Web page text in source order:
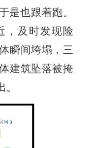
是也跟着跑。
，及时发现险
瞬间垮塌，三
建筑坠落被掩